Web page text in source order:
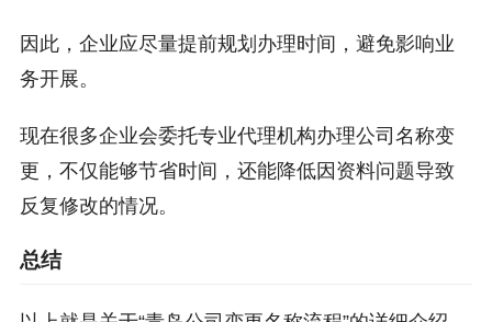
因此，企业应尽量提前规划办理时间，避免影响业
务开展。
现在很多企业会委托专业代理机构办理公司名称变
更，不仅能够节省时间，还能降低因资料问题导致
反复修改的情况。
总结